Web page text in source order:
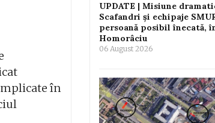
în
UPDATE | Misiune
Scafandri și echipaje
persoană posibil înecată,
Homorâciu
06 August 2026